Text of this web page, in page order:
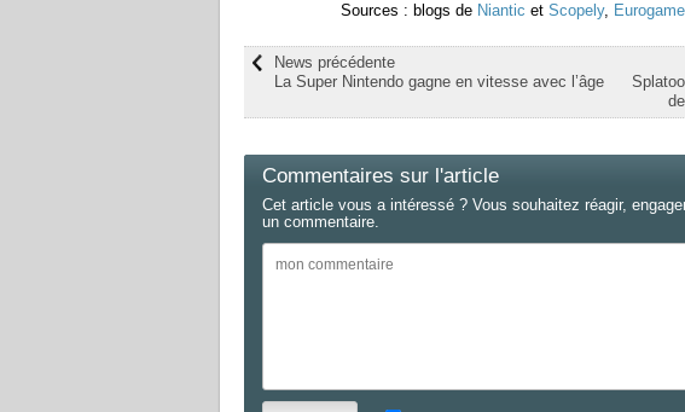
Sources : blogs de Niantic et Scopely,
News précédente
La Super Nintendo gagne en vitesse avec l’âge
Commentaires sur l'article
Cet article vous a intéressé ? Vous souhaitez réagir,
un commentaire.